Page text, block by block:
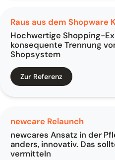
Raus aus dem Shopware
Hochwertige Shopping-
konsequente Trennung
Shopsystem
Zur Referenz
newcare Relaunch
newcares Ansatz in der
anders, innovativ. Das
vermitteln